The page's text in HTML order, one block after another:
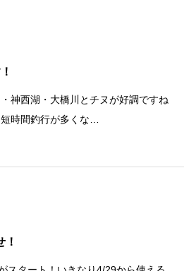
神西湖・大橋川とチヌが好調ですね
時間釣行が多くな…